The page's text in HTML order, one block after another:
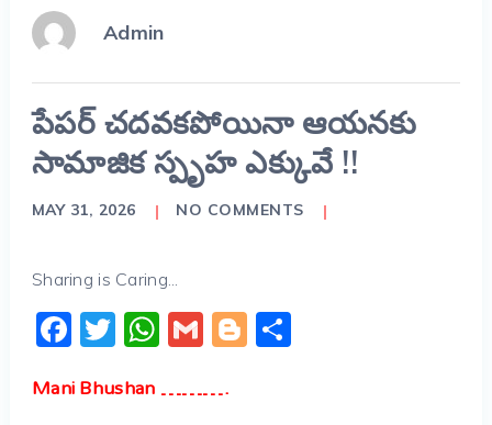
Admin
పేపర్ చదవకపోయినా ఆయనకు
సామాజిక స్పృహ ఎక్కువే !!
MAY 31, 2026 NO COMMENTS
Sharing is Caring...
Facebook
Twitter
WhatsApp
GmailBlogger
Share
Mani Bhushan ……….